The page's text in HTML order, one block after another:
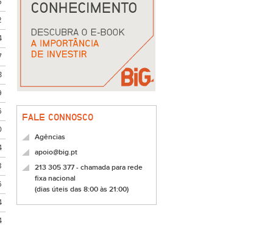
FALE CONNOSCO
Agências
apoio@big.pt
213 305 377 - chamada para rede
fixa nacional
(dias úteis das 8:00 às 21:00)